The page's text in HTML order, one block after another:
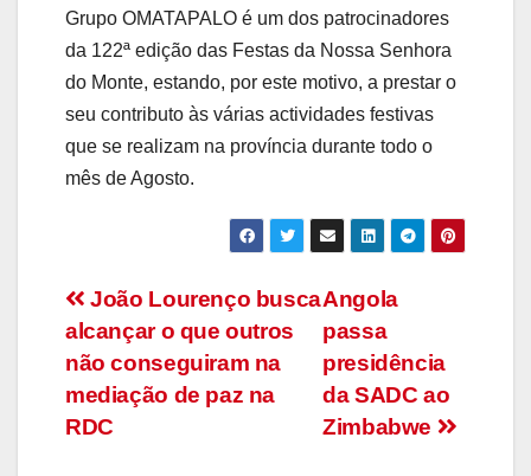
Grupo OMATAPALO é um dos patrocinadores
da 122ª edição das Festas da Nossa Senhora
do Monte, estando, por este motivo, a prestar o
seu contributo às várias actividades festivas
que se realizam na província durante todo o
mês de Agosto.
Navegação
de
artigos
Angola
passa
presidência
da SADC ao
Zimbabwe
João Lourenço busca
alcançar o que outros
não conseguiram na
mediação de paz na
RDC